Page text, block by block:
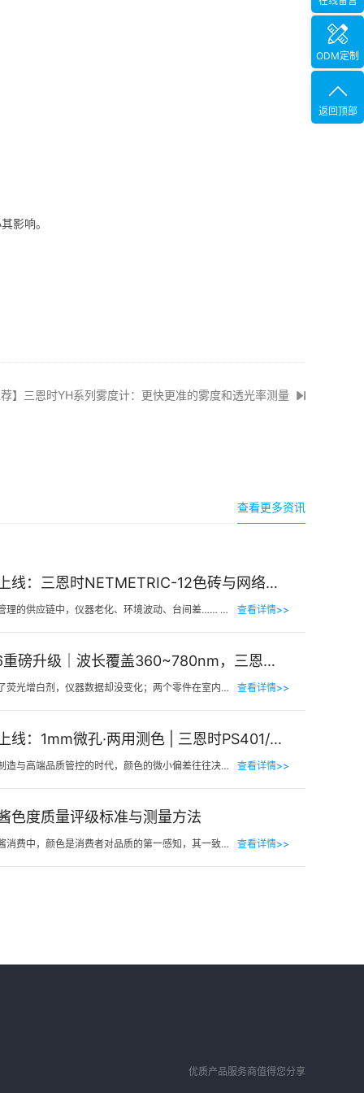
影响。
】三恩时YH系列雾度计：更快更准的雾度和透光率测量
查看更多资讯
新品上线：三恩时NETMETRIC-12色砖与网络校正软件，解决台间差难题
在色彩管理的供应链中，仪器老化、环境波动、台间差…… 一个环节的微小偏差，都可能导致最终… 查看详情>>
2026重磅升级｜波长覆盖360~780nm，三恩时便携式分光测色仪全光谱了！
明明加了荧光增白剂，仪器数据却没变化；两个零件在室内颜色一样，一到阳光下就“原形毕露”&hel… 查看详情>>
新品上线：1mm微孔·两用测色 | 三恩时PS401/PS301分光测色仪！
在精密制造与高端品质管控的时代，颜色的微小偏差往往决定着产品的最终命运。对于极小物件、曲面弧面、精密… 查看详情>>
色度质量评级标准与测量方法
在番茄酱消费中，颜色是消费者对品质的第一感知，其一致性与达标性直接影响品牌信任度和产品竞争力。很多人… 查看详情>>
优质产品服务商值得您分享
ODM定制
返回顶部